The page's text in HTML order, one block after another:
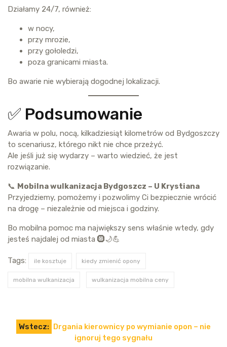
Działamy 24/7, również:
w nocy,
przy mrozie,
przy gołoledzi,
poza granicami miasta.
Bo awarie nie wybierają dogodnej lokalizacji.
✅ Podsumowanie
Awaria w polu, nocą, kilkadziesiąt kilometrów od Bydgoszczy
to scenariusz, którego nikt nie chce przeżyć.
Ale jeśli już się wydarzy – warto wiedzieć, że jest
rozwiązanie.
📞 Mobilna wulkanizacja Bydgoszcz – U Krystiana
Przyjedziemy, pomożemy i pozwolimy Ci bezpiecznie wrócić
na drogę – niezależnie od miejsca i godziny.
Bo mobilna pomoc ma największy sens właśnie wtedy, gdy
jesteś najdalej od miasta 🛞🌙💪
Tags: ile kosztuje kiedy zmienić opony
mobilna wulkanizacja wulkanizacja mobilna ceny
Nawigacja
Wstecz: Drgania kierownicy po wymianie opon – nie
ignoruj tego sygnału